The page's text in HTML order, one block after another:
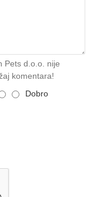
Pets d.o.o. nije
komentara!
Dobro